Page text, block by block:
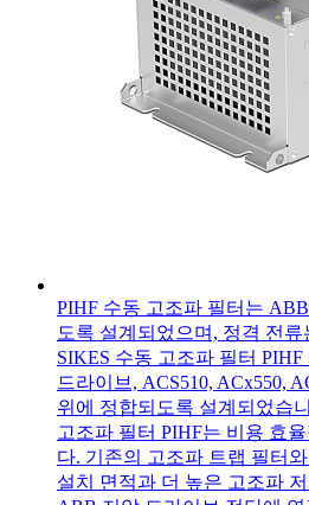
PIHF 수동 고조파 필터는
도록 설계되었으며, 정격 전류
SIKES 수동 고조파 필터
드라이브, ACS510, ACx550,
위에 정합되도록 설계되었습
고조파 필터 PIHF는 비용 효
다. 기존의 고조파 트랩 필터
설치 면적과 더 높은 고조파